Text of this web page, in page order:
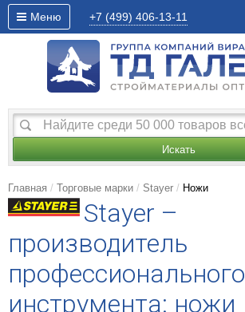
Меню +7 (499) 406-13-11
Искать
Главная Торговые марки Stayer Ножи
Stayer –
производитель
профессионального
инструмента: ножи